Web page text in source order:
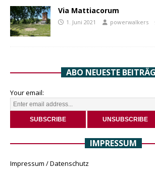
Via Mattiacorum
1. Juni 2021 powerwalkers
ABO NEUESTE
Your email:
IMPRESSUM
Impressum / Datenschutz